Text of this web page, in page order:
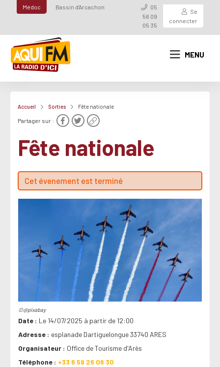
Médoc Bassin d'Arcachon
05
56 09
05 35
Se
connecter
MENU
Accueil Sorties Fête nationale
Partager sur :
Fête nationale
Cet évenement est terminé
©@pixabay
Date
Le 14/07/2025 à partir de 12:00
Adresse
esplanade Dartiguelongue 33740 ARES
Organisateur
Office de Tourisme d'Arès
Téléphone
+33 6 59 26 06 30